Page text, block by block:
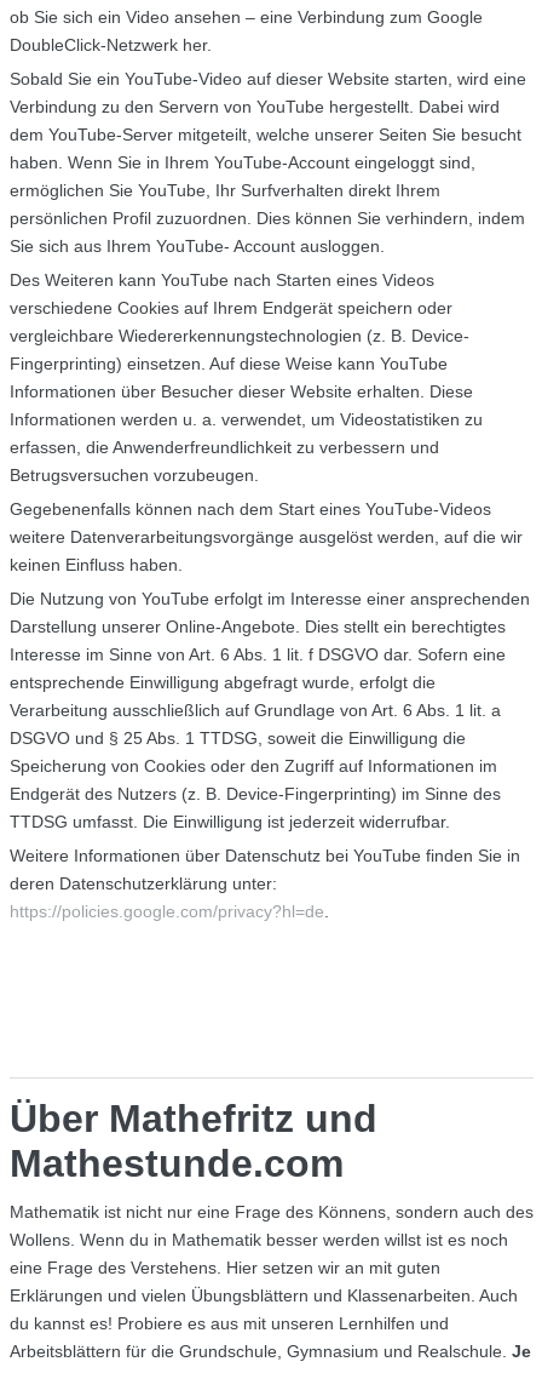
ob Sie sich ein Video ansehen – eine Verbindung zum Google
DoubleClick-Netzwerk her.
Sobald Sie ein YouTube-Video auf dieser Website starten, wird eine
Verbindung zu den Servern von YouTube hergestellt. Dabei wird
dem YouTube-Server mitgeteilt, welche unserer Seiten Sie besucht
haben. Wenn Sie in Ihrem YouTube-Account eingeloggt sind,
ermöglichen Sie YouTube, Ihr Surfverhalten direkt Ihrem
persönlichen Profil zuzuordnen. Dies können Sie verhindern, indem
Sie sich aus Ihrem YouTube- Account ausloggen.
Des Weiteren kann YouTube nach Starten eines Videos
verschiedene Cookies auf Ihrem Endgerät speichern oder
vergleichbare Wiedererkennungstechnologien (z. B. Device-
Fingerprinting) einsetzen. Auf diese Weise kann YouTube
Informationen über Besucher dieser Website erhalten. Diese
Informationen werden u. a. verwendet, um Videostatistiken zu
erfassen, die Anwenderfreundlichkeit zu verbessern und
Betrugsversuchen vorzubeugen.
Gegebenenfalls können nach dem Start eines YouTube-Videos
weitere Datenverarbeitungsvorgänge ausgelöst werden, auf die wir
keinen Einfluss haben.
Die Nutzung von YouTube erfolgt im Interesse einer ansprechenden
Darstellung unserer Online-Angebote. Dies stellt ein berechtigtes
Interesse im Sinne von Art. 6 Abs. 1 lit. f DSGVO dar. Sofern eine
entsprechende Einwilligung abgefragt wurde, erfolgt die
Verarbeitung ausschließlich auf Grundlage von Art. 6 Abs. 1 lit. a
DSGVO und § 25 Abs. 1 TTDSG, soweit die Einwilligung die
Speicherung von Cookies oder den Zugriff auf Informationen im
Endgerät des Nutzers (z. B. Device-Fingerprinting) im Sinne des
TTDSG umfasst. Die Einwilligung ist jederzeit widerrufbar.
Weitere Informationen über Datenschutz bei YouTube finden Sie in
deren Datenschutzerklärung unter:
https://policies.google.com/privacy?hl=de
Über Mathefritz und
Mathestunde.com
Mathematik ist nicht nur eine Frage des Könnens, sondern auch des
Wollens. Wenn du in Mathematik besser werden willst ist es noch
eine Frage des Verstehens. Hier setzen wir an mit guten
Erklärungen und vielen Übungsblättern und Klassenarbeiten. Auch
du kannst es! Probiere es aus mit unseren Lernhilfen und
Arbeitsblättern für die Grundschule, Gymnasium und Realschule. Je